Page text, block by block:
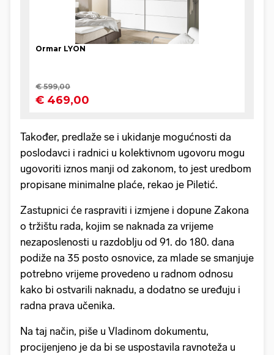
Također, predlaže se i ukidanje mogućnosti da
poslodavci i radnici u kolektivnom ugovoru mogu
ugovoriti iznos manji od zakonom, to jest uredbom
propisane minimalne plaće, rekao je Piletić.
Zastupnici će raspraviti i izmjene i dopune Zakona
o tržištu rada, kojim se naknada za vrijeme
nezaposlenosti u razdoblju od 91. do 180. dana
podiže na 35 posto osnovice, za mlade se smanjuje
potrebno vrijeme provedeno u radnom odnosu
kako bi ostvarili naknadu, a dodatno se uređuju i
radna prava učenika.
Na taj način, piše u Vladinom dokumentu,
procijenjeno je da bi se uspostavila ravnoteža u